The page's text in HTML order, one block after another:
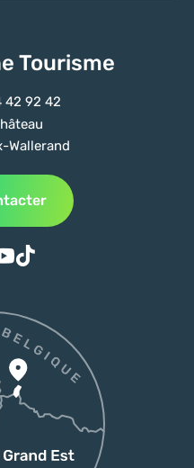
Tourisme
42 92 42
Wallerand
sur Facebook
nous sur Instagram
nous sur Youtube
Suivez-nous sur Tiktok